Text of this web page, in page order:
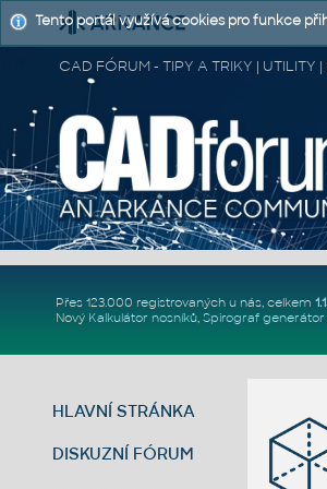
CAD FÓRUM - TIPY A TRIKY |
Přes 123.000 registrovaných u nás, celkem
Nový Kalkulátor nosníků, Spirograf generátor
HLAVNÍ STRÁNKA
DISKUZNÍ FÓRUM
Tento portál využívá cookies pro funkce